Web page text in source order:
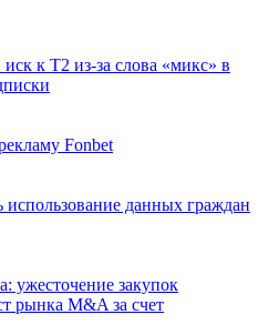
к Т2 из-за слова «микс» в
Fonbet
использование данных граждан
ужесточение закупок
рынка M&A за счет